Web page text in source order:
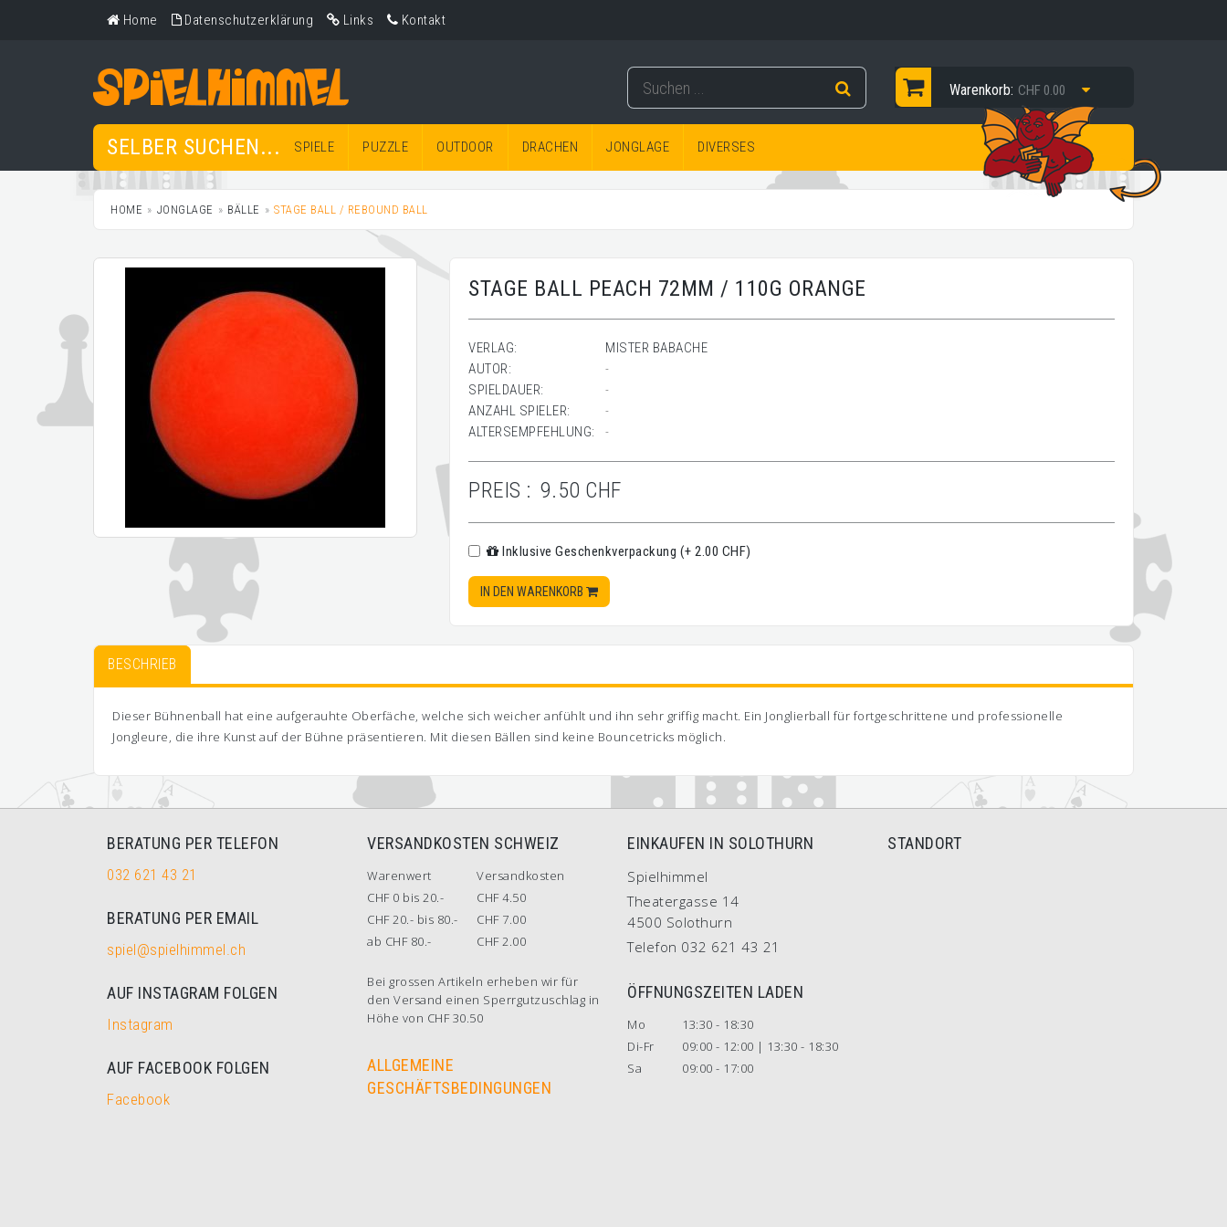
Home Datenschutzerklärung Links Kontakt
Warenkorb: CHF 0.00
SELBER SUCHEN... SPIELE PUZZLE OUTDOOR DRACHEN JONGLAGE DIVERSES
HOME JONGLAGE BÄLLE STAGE BALL / REBOUND BALL
STAGE BALL PEACH 72MM / 110G ORANGE
VERLAG:
MISTER BABACHE
AUTOR:
-
SPIELDAUER:
-
ANZAHL SPIELER:
-
ALTERSEMPFEHLUNG:
-
PREIS : 9.50 CHF
Inklusive Geschenkverpackung (+ 2.00 CHF)
IN DEN WARENKORB
BESCHRIEB
Dieser Bühnenball hat eine aufgerauhte Oberfäche, welche sich weicher anfühlt und ihn sehr griffig macht. Ein Jonglierball für fortgeschrittene und professionelle
Jongleure, die ihre Kunst auf der Bühne präsentieren. Mit diesen Bällen sind keine Bouncetricks möglich.
BERATUNG PER TELEFON
032 621 43 21
BERATUNG PER EMAIL
spiel@spielhimmel.ch
AUF INSTAGRAM FOLGEN
Instagram
AUF FACEBOOK FOLGEN
Facebook
VERSANDKOSTEN SCHWEIZ
Warenwert
Versandkosten
CHF 0 bis 20.-
CHF 4.50
CHF 20.- bis 80.-
CHF 7.00
ab CHF 80.-
CHF 2.00
Bei grossen Artikeln erheben wir für
den Versand einen Sperrgutzuschlag in
Höhe von CHF 30.50
ALLGEMEINE
GESCHÄFTSBEDINGUNGEN
EINKAUFEN IN SOLOTHURN
Spielhimmel
Theatergasse 14
4500 Solothurn
Telefon 032 621 43 21
ÖFFNUNGSZEITEN LADEN
Mo
13:30 - 18:30
Di-Fr
09:00 - 12:00 | 13:30 - 18:30
Sa
09:00 - 17:00
STANDORT